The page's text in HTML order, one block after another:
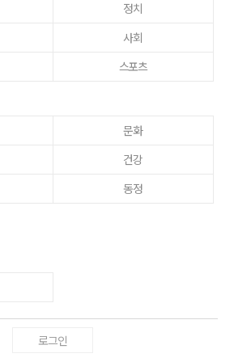
정치
사회
스포츠
문화
건강
동정
로그인